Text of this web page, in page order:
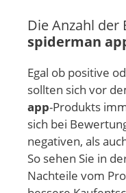
Die Anzahl
spiderman
Egal ob positive
sollten sich vor
app-Produkts
sich bei
negativen, als
So sehen Sie in
Nachteile vom